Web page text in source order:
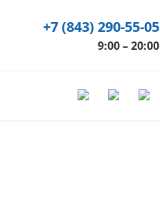
+7 (843) 290-55-05
9:00 – 20:00